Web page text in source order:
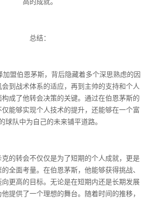
总结：
加盟伯恩茅斯，背后隐藏着多个深思熟虑的因
到战术体系的适应，再到主帅的支持和个人
成了他转会决策的关键。通过在伯恩茅斯的
能够实现个人技术的提升，还能够在一个富
球队中为自己的未来铺平道路。
的转会不仅仅是为了短期的个人成就，更是
全面考量。在伯恩茅斯，他能够获得挑战、
更高的目标。无论是在短期内还是长期发展
提供了一个理想的舞台。随着时间的推移，